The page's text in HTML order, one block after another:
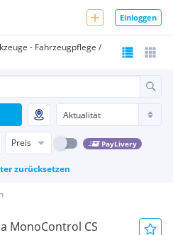
Einloggen
- Fahrzeugpflege /
Preis PayLivery
zurücksetzen
MonoControl CS